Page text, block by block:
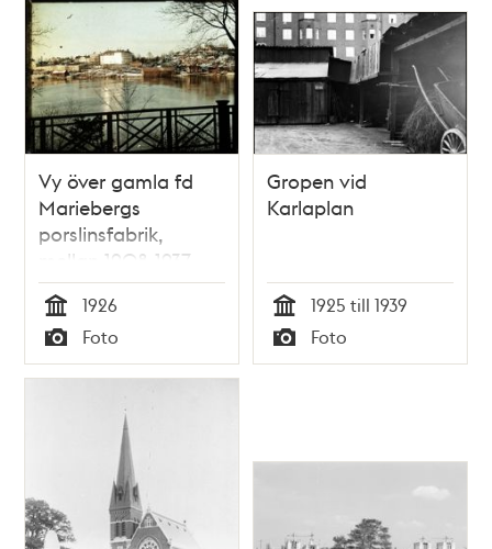
Vy över gamla fd
Mariebergs
porslinsfabrik,
mellan 1908-1937
Kungl
Fälttelegrafkåren.
Till vänster
ammunitionsfabriken
Tid
1926
Typ
Foto
Gropen vid
Karlaplan
Tid
1925 till 1939
Typ
Foto